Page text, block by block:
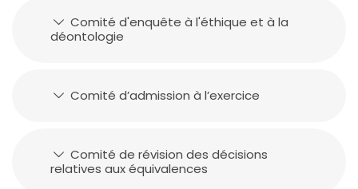
Comité d'enquête à l'éthique et à la
déontologie
Comité d’admission à l’exercice
Comité de révision des décisions
relatives aux équivalences